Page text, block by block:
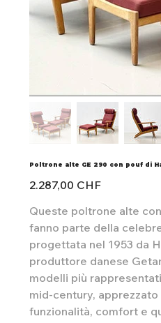
Poltrone alte GE 290 con pouf di
Preis
2.287,00 CHF
Queste poltrone alte
fanno parte della
progettata nel 1953 da
produttore danese
modelli più
mid-century, apprezzato
funzionalità, comfort e